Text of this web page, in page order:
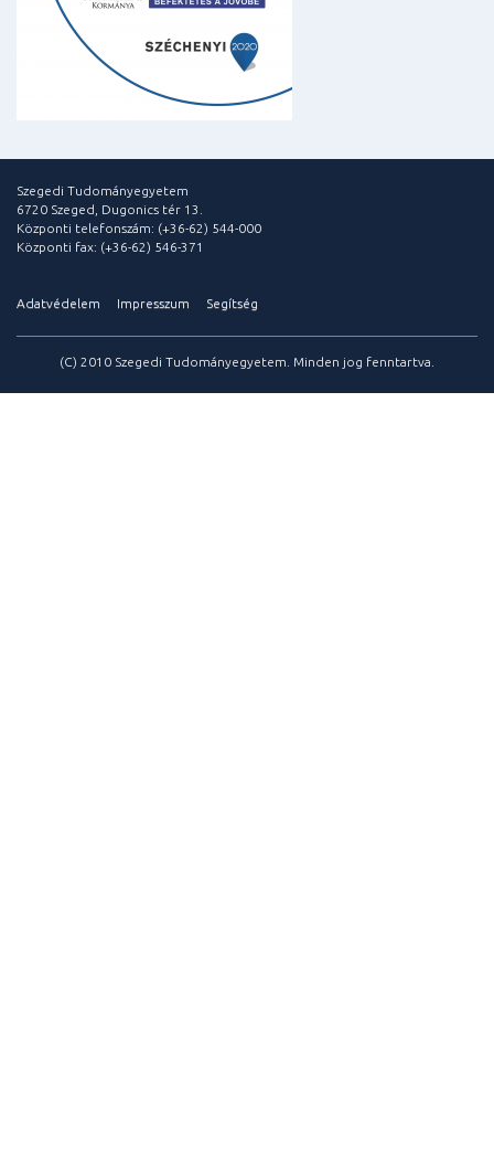
Szegedi Tudományegyetem
6720 Szeged, Dugonics tér 13.
Központi telefonszám: (+36-62) 544-000
Központi fax: (+36-62) 546-371
Adatvédelem Impresszum Segítség
(C) 2010 Szegedi Tudományegyetem. Minden jog fenntartva.